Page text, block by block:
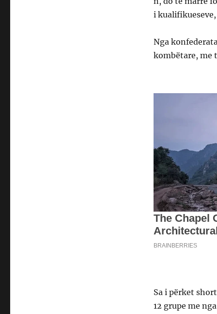
i
Nga
kombëtare, me
Sa i përket
12 grupe me